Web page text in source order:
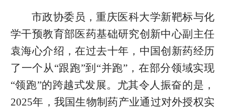
市政协委员，重庆医科大学新靶标与化
学干预教育部医药基础研究创新中心副主任
袁海心介绍，在过去十年，中国创新药经历
了一个从“跟跑”到“并跑”，在部分领域实现
“领跑”的跨越式发展。尤其令人振奋的是，
2025年，我国生物制药产业通过对外授权实